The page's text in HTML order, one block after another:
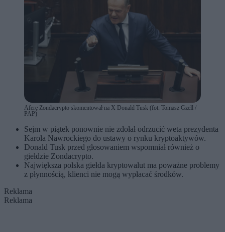
Aferę Zondacrypto skomentował na X Donald Tusk (fot. Tomasz Gzell /
PAP)
Sejm w piątek ponownie nie zdołał odrzucić weta prezydenta
Karola Nawrockiego do ustawy o rynku kryptoaktywów.
Donald Tusk przed głosowaniem wspomniał również o
giełdzie Zondacrypto.
Największa polska giełda kryptowalut ma poważne problemy
z płynnością, klienci nie mogą wypłacać środków.
Reklama
Reklama